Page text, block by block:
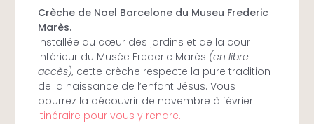
Crèche de Noel Barcelone du Museu Frederic
Marès.
Installée au cœur des jardins et de la cour
intérieur du Musée Frederic Marès (en libre
accès), cette crèche respecte la pure tradition
de la naissance de l’enfant Jésus. Vous
pourrez la découvrir de novembre à février.
Itinéraire pour vous y rendre.